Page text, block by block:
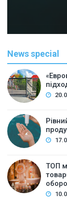
News special
ТОП